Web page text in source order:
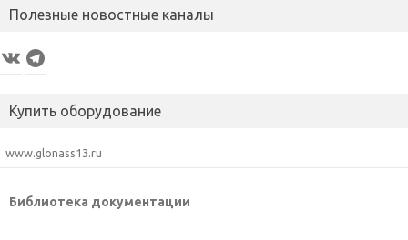
Полезные новостные каналы
VK Telegram
Купить оборудование
www.glonass13.ru
Библиотека документации